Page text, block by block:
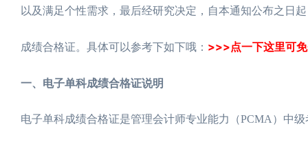
以及满足个性需求，最后经研究决定，自本通知公布之日
成绩合格证。具体可以参考下如下哦： >>>点一下这里可
一、电子单科成绩合格证说明
电子单科成绩合格证是管理会计师专业能力（PCMA）中